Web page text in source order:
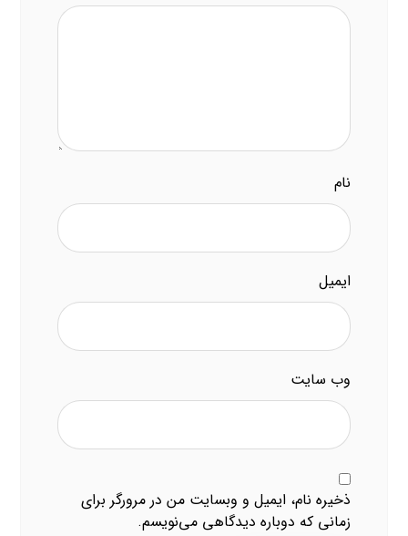
نام
ایمیل
وب‌ سایت
ذخیره نام، ایمیل و وبسایت من در مرورگر برای
زمانی که دوباره دیدگاهی می‌نویسم.